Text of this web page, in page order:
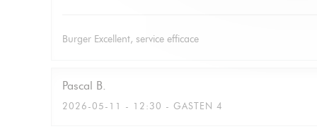
Burger Excellent, service efficace
Pascal B
2026-05-11 - 12:30 - GASTEN 4